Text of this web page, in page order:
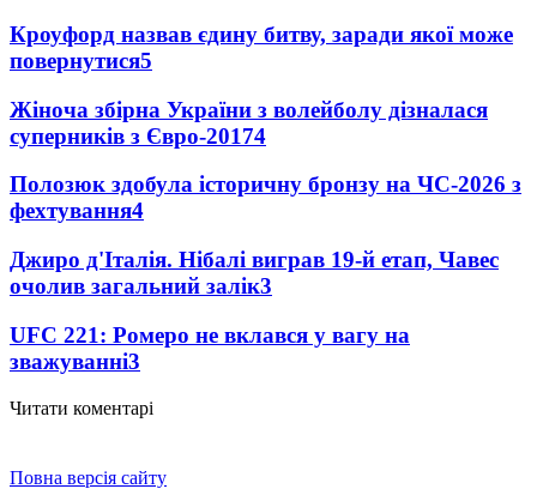
Кроуфорд назвав єдину битву, заради якої може
повернутися5
Жіноча збірна України з волейболу дізналася
суперників з Євро-20174
Полозюк здобула історичну бронзу на ЧС-2026 з
фехтування4
Джиро д'Італія. Нібалі виграв 19-й етап, Чавес
очолив загальний залік3
UFC 221: Ромеро не вклався у вагу на
зважуванні3
Читати коментарі
Повна версія сайту